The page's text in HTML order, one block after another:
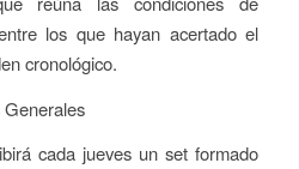
los que hayan acertado el
cronológico.
cada jueves un set formado